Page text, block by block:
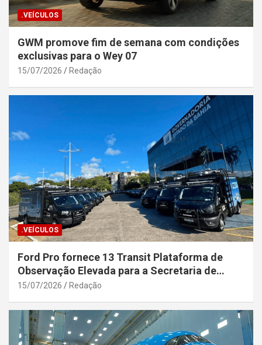
.VEÍCULOS
GWM promove fim de semana com condições
exclusivas para o Wey 07
15/07/2026 Redação
.VEÍCULOS
Ford Pro fornece 13 Transit Plataforma de
Observação Elevada para a Secretaria de
Segurança Pública da Bahia
15/07/2026 Redação